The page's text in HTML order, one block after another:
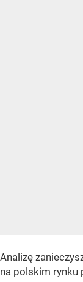
Analizę
na polskim rynku